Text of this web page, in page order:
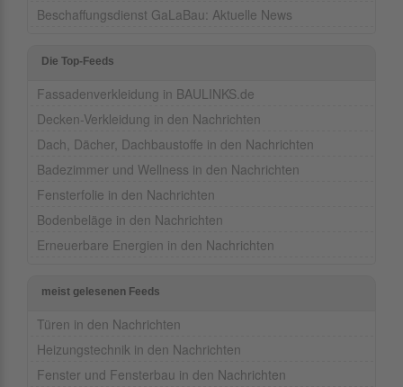
Beschaffungsdienst GaLaBau: Aktuelle News
Die Top-Feeds
Fassadenverkleidung in BAULINKS.de
Decken-Verkleidung in den Nachrichten
Dach, Dächer, Dachbaustoffe in den Nachrichten
Badezimmer und Wellness in den Nachrichten
Fensterfolie in den Nachrichten
Bodenbeläge in den Nachrichten
Erneuerbare Energien in den Nachrichten
meist gelesenen Feeds
Türen in den Nachrichten
Heizungstechnik in den Nachrichten
Fenster und Fensterbau in den Nachrichten